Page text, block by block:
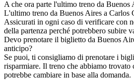
A che ora parte l'ultimo treno da Buenos
L'ultimo treno da Buenos Aires a Carlos
Assicurati in ogni caso di verificare con
della partenza perché potrebbero subire
Devo prenotare il biglietto da Buenos
anticipo?
Se puoi, ti consigliamo di prenotare i
risparmiare. Il treno che abbiamo trovato
potrebbe cambiare in base alla domanda.